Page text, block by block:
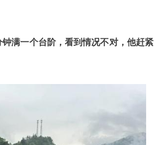
满一个台阶，看到情况不对，他赶紧